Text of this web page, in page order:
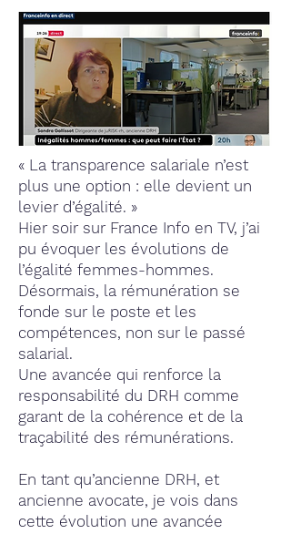
« La transparence salariale n’est
plus une option : elle devient un
levier d’égalité. »
Hier soir sur France Info en TV, j’ai
pu évoquer les évolutions de
l’égalité femmes-hommes.
Désormais, la rémunération se
fonde sur le poste et les
compétences, non sur le passé
salarial.
Une avancée qui renforce la
responsabilité du DRH comme
garant de la cohérence et de la
traçabilité des rémunérations.
En tant qu’ancienne DRH, et
ancienne avocate, je vois dans
cette évolution une avancée